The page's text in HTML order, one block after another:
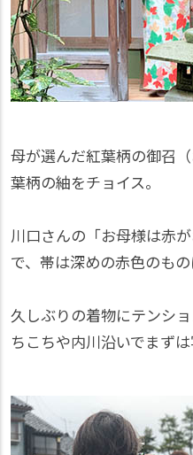
母が選んだ紅葉柄の御召
葉柄の紬をチョイス。
川口さんの「お母様は赤
で、帯は深めの赤色のもの
久しぶりの着物にテンシ
ちこちや内川沿いでまずは